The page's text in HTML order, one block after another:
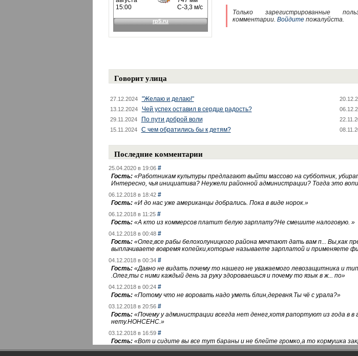
Только зарегистрированные
комментарии. Войдитепожалуйста.
Говорит улица
27.12.2024 "Желаю и делаю!"
13.12.2024 Чей успех оставил в сердце радость?
29.11.2024 По пути доброй воли
15.11.2024 С чем обратились бы к детям?
Последние комментарии
25.04.2020 в 19:06 #
Гость: «Работникам культуры предлагают выйти массово на субботник,
Интересно, чья инициатива? Неужели районной администрации? Тогда это вопи
06.12.2018 в 18:42 #
Гость: «И до нас уже американцы добрались. Пока в виде норок.»
06.12.2018 в 11:25 #
Гость: «А кто из коммерсов платит белую зарплату?Не смешите налоговую. »
04.12.2018 в 00:48 #
Гость: «Олег,все рабы белохолуницкого района мечтают дать вам п... Вы,как
выплачиваете вовремя копейки,которые называете зарплатой и применяете
04.12.2018 в 00:34 #
Гость: «Давно не видать почему то нашего не уважаемого левозащитника и
.Олег,ты с ними каждый день за руку здороваешься и почему то язык в ж... по»
04.12.2018 в 00:24 #
Гость: «Потому что не воровать надо уметь блин,деревня.Ты чё с урала?»
03.12.2018 в 20:56 #
Гость: «Почему у администрации всегда нет денег,хотя рапортуют из года в
нету.НОНСЕНС.»
03.12.2018 в 16:59 #
Гость: «Вот и сидите вы все тут бараны и не блейте громко,а то кормушка